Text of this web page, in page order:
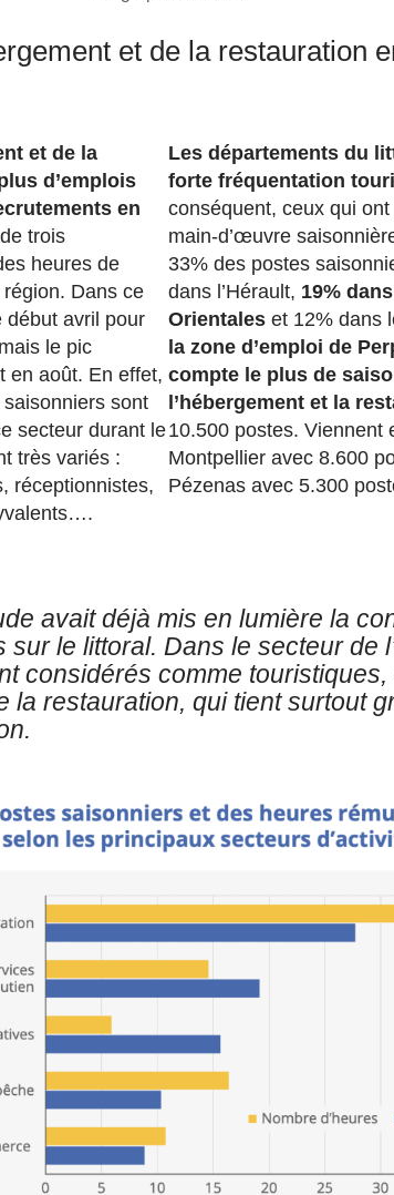
et de la restauration
et de la
d’emplois
en
trois
heures de
Dans ce
début avril pour
le pic
en août. En effet,
sont
secteur durant le
très variés :
réceptionnistes,
Les départements du
forte fréquentation
conséquent, ceux qui
main-d’œuvre
33% des postes
dans l’Hérault, 19%
Orientales et 12% dans
la zone d’emploi de
compte le plus de
l’hébergement et la
10.500 postes. Viennent
Montpellier avec 8.600
Pézenas avec 5.300
avait déjà mis en lumière la
le littoral. Dans le secteur de
considérés comme touristiques,
la restauration, qui tient surtout